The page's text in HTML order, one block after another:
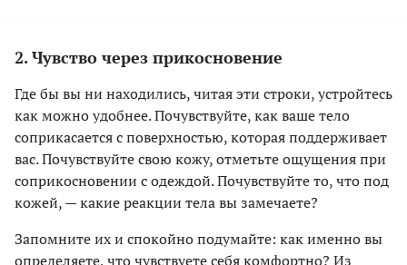
2. Чувство через прикосновение
Где бы вы ни находились, читая эти строки, устройтесь
как можно удобнее. Почувствуйте, как ваше тело
соприкасается с поверхностью, которая поддерживает
вас. Почувствуйте свою кожу, отметьте ощущения при
соприкосновении с одеждой. Почувствуйте то, что под
кожей, — какие реакции тела вы замечаете?
Запомните их и спокойно подумайте: как именно вы
определяете, что чувствуете себя комфортно? Из